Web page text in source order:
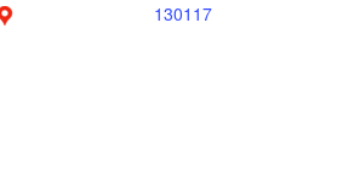
130117